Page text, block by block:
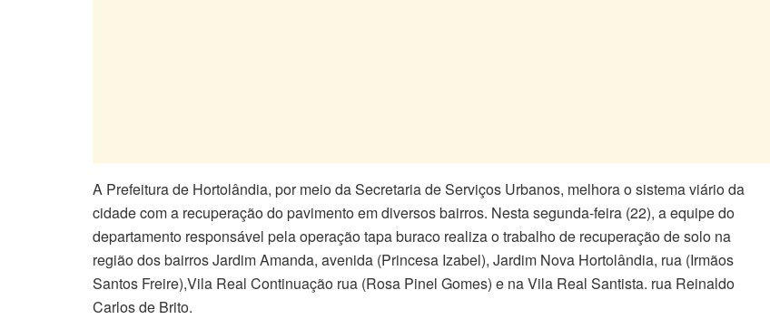
A Prefeitura de Hortolândia, por meio da Secretaria de Serviços Urbanos, melhora o sistema viário da
cidade com a recuperação do pavimento em diversos bairros. Nesta segunda-feira (22), a equipe do
departamento responsável pela operação tapa buraco realiza o trabalho de recuperação de solo na
região dos bairros Jardim Amanda, avenida (Princesa Izabel), Jardim Nova Hortolândia, rua (Irmãos
Santos Freire),Vila Real Continuação rua (Rosa Pinel Gomes) e na Vila Real Santista. rua Reinaldo
Carlos de Brito.